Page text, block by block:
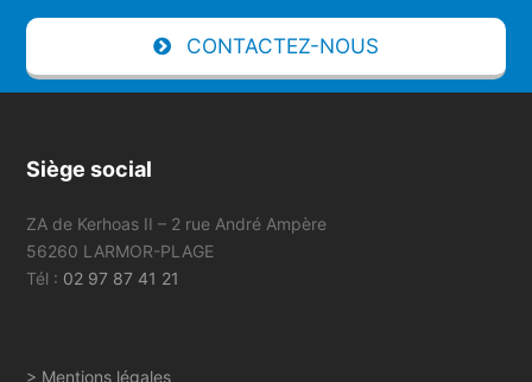
CONTACTEZ-NOUS
Siège social
ZA de Kerhoas II – 2 rue André Ampère
56260 LARMOR-PLAGE
Tél : 02 97 87 41 21
> Mentions légales